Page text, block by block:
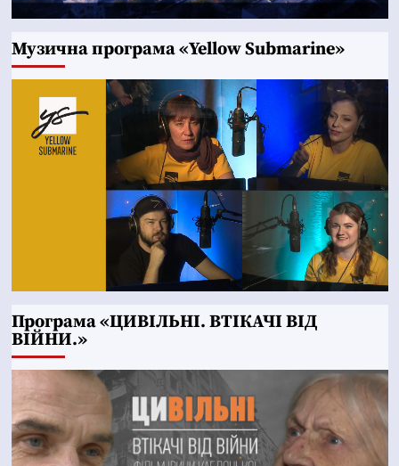
Музична програма «Yellow Submarine»
Програма «ЦИВІЛЬНІ. ВТІКАЧІ ВІД
ВІЙНИ.»